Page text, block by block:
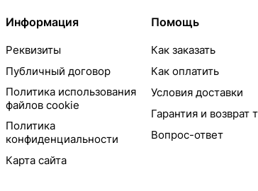
Информация
Реквизиты
Публичный договор
Политика использования
файлов cookie
Политика
конфиденциальности
Карта сайта
Помощь
Как заказать
Как оплатить
Условия доставки
Гарантия и возврат
Вопрос-ответ